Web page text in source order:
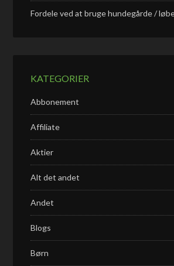
Fordele ved at bruge hundegårde /
KATEGORIER
Abbonement
Affiliate
Aktier
Alt det andet
Andet
Blogs
Børn